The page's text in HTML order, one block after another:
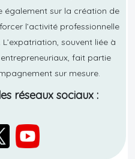
également sur la création de
l’activité professionnelle
souvent liée à
fait partie
sur mesure.
réseaux sociaux :